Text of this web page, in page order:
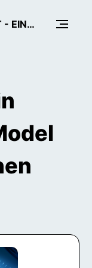
INDUSTRIE NEU GEDACHT - EIN TECH-PODCAST VON BOSCH REXROTH